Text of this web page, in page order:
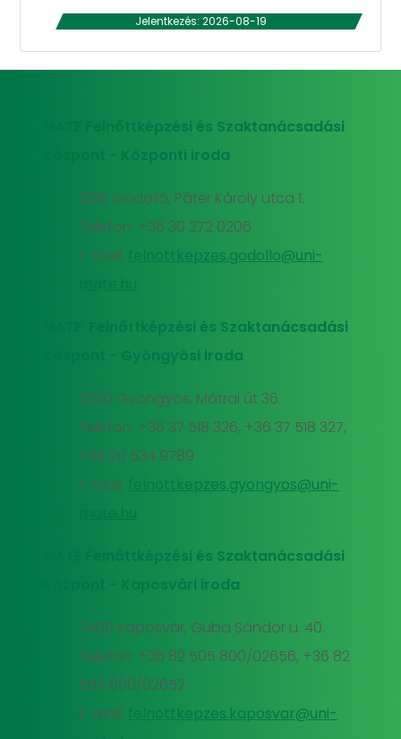
Jelentkezés: 2026-08-19
MATE Felnőttképzési és Szaktanácsadási
Központ - Központi iroda
2100 Gödöllő, Páter Károly utca 1.
Telefon: +36 30 272 0206
E-mail:
felnottkepzes.godollo@uni-
MATE Felnőttképzési és Szaktanácsadási
Központ - Gyöngyösi iroda
3200 Gyöngyös, Mátrai út 36.
Telefon: +36 37 518 326, +36 37 518 327,
+36 20 534 9789
E-mail:
felnottkepzes.gyongyos@uni-
MATE Felnőttképzési és Szaktanácsadási
Központ - Kaposvári iroda
7400 Kaposvár, Guba Sándor u. 40.
Telefon: +36 82 505 800/02656, +36 82
505 800/02652
E-mail:
felnottkepzes.kaposvar@uni-